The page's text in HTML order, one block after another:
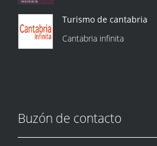
Turismo de cantabria
Cantabria infinita
Buzón de contacto